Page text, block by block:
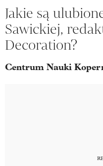
Jakie są
Sawickiej,
Decoration?
Centrum Nauki